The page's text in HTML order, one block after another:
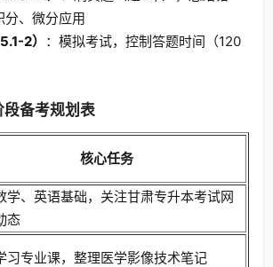
分、微分应用
2） ：模拟考试，控制答题时间（120
段备考规划表
核心任务
学、英语基础，关注甘肃专升本考试网
态
习专业课，整理医学影像技术笔记